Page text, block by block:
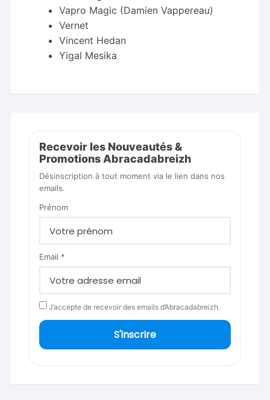
Vapro Magic (Damien Vappereau)
Vernet
Vincent Hedan
Yigal Mesika
Recevoir les Nouveautés &
Promotions Abracadabreizh
Désinscription à tout moment via le lien dans nos
emails.
Prénom
Email *
J’accepte de recevoir des emails d’Abracadabreizh.
S'inscrire